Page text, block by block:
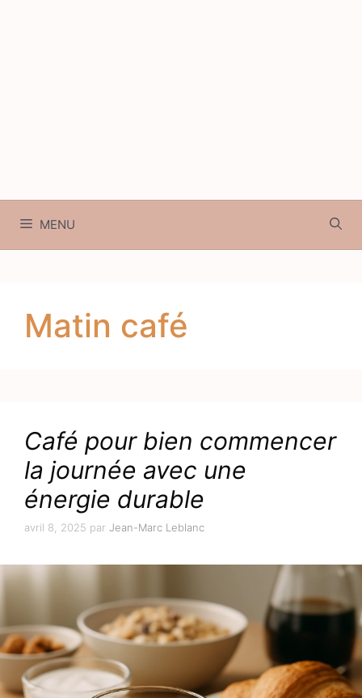
MENU
Matin café
Café pour bien commencer
la journée avec une
énergie durable
avril 8, 2025 par Jean-Marc Leblanc